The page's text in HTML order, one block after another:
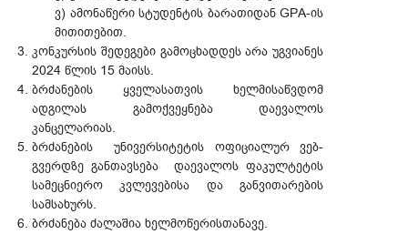
ვ) ამონაწერი სტუდენტის ბარათიდან GPA-ის
მითითებით.
კონკურსის შედეგები გამოცხადდეს არა უგვიანეს
2024 წლის 15 მაისს.
ბრძანების ყველასათვის ხელმისაწვდომ
ადგილას გამოქვეყნება დაევალოს
კანცელარიას.
ბრძანების უნივერსიტეტის ოფიციალურ ვებ-
გვერდზე განთავსება დაევალოს ფაკულტეტის
სამეცნიერო კვლევებისა და განვითარების
სამსახურს.
ბრძანება ძალაშია ხელმოწერისთანავე.